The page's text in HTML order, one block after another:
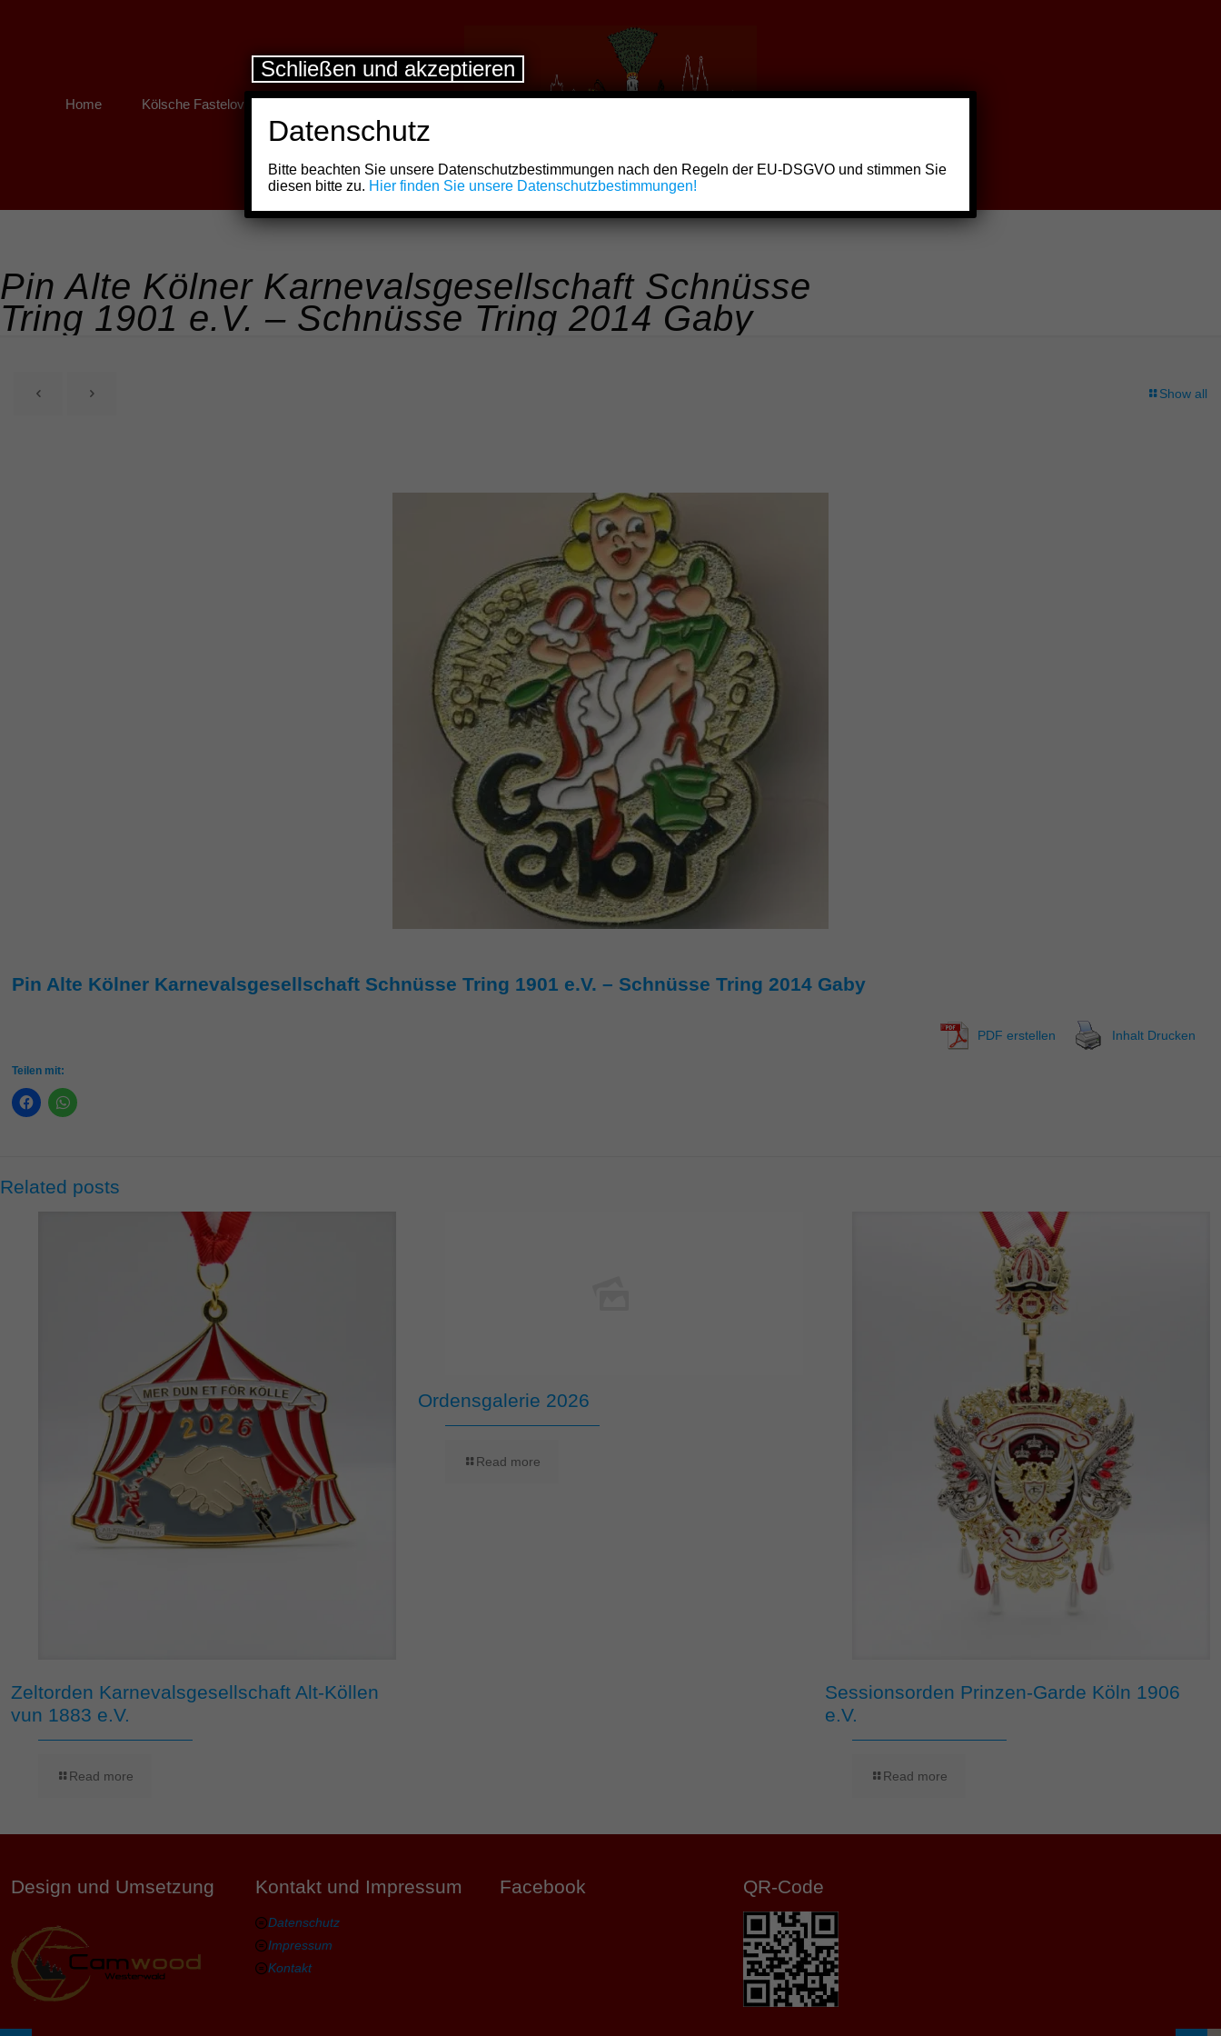
Home Kölsche Fastelovend
Pin Alte Kölner Karnevalsgesellschaft Schnüsse
Tring 1901 e.V. – Schnüsse Tring 2014 Gaby
Show all
Pin Alte Kölner Karnevalsgesellschaft Schnüsse Tring 1901 e.V. – Schnüsse Tring 2014 Gaby
PDF erstellen Inhalt Drucken
Teilen mit:
Related posts
Zeltorden Karnevalsgesellschaft Alt-Köllen
vun 1883 e.V.
Read more
Ordensgalerie 2026
Read more
Sessionsorden Prinzen-Garde Köln 1906
e.V.
Read more
Design und Umsetzung Kontakt und Impressum
Datenschutz
Impressum
Kontakt
Facebook QR-Code
Datenschutz
Bitte beachten Sie unsere Datenschutzbestimmungen nach den Regeln der EU-DSGVO und stimmen Sie
diesen bitte zu. Hier finden Sie unsere Datenschutzbestimmungen!
Schließen und akzeptieren